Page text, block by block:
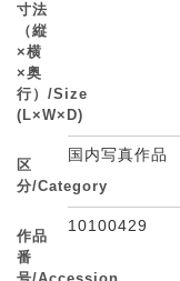
寸法
（縦
×横
×奥
行）/Size
(L×W×D)
区
分/Category
国内写真作品
作品
番
10100429